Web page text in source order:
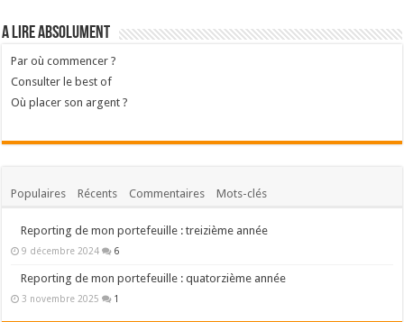
A lire absolument
Par où commencer ?
Consulter le best of
Où placer son argent ?
Populaires Récents Commentaires Mots-clés
Reporting de mon portefeuille : treizième année
9 décembre 2024 6
Reporting de mon portefeuille : quatorzième année
3 novembre 2025 1